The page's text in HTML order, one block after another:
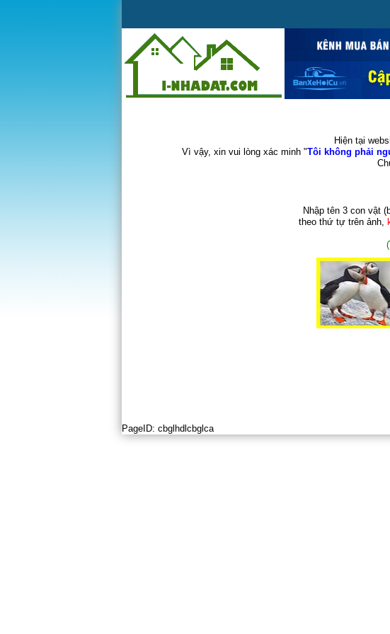
Hiện tại
Vì vậy, xin vui lòng xác minh "Tôi không phải
Nhập tên 3 con vật
theo thứ tự trên ảnh,
PageID: cbglhdlcbglca